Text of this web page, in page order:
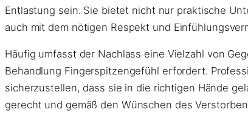
Entlastung sein. Sie bietet nicht nur praktische
auch mit dem nötigen Respekt und
Häufig umfasst der Nachlass eine Vielzahl von
Behandlung Fingerspitzengefühl erfordert.
sicherzustellen, dass sie in die richtigen Hände
gerecht und gemäß den Wünschen des